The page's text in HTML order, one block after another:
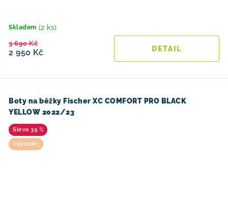
Skladem (2 ks)
2 950 Kč
3 690 Kč
Boty na běžky Fischer XC COMFORT PRO BLACK
YELLOW 2022/23
39 %
Výprodej